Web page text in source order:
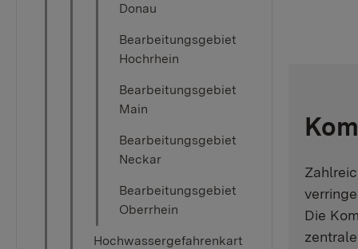
Donau
Bearbeitungsgebiet
Hochrhein
Bearbeitungsgebiet
Main
Bearbeitungsgebiet
Neckar
Bearbeitungsgebiet
Oberrhein
Hochwassergefahrenkart
Die